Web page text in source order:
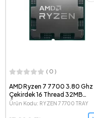
( 0 )
AMD Ryzen 7 7700 3.80 Ghz
Çekirdek 16 Thread 32MB
Önbellek 5nm Soket AM5 Tray
Ürün Kodu: RYZEN 7 7700 TRAY